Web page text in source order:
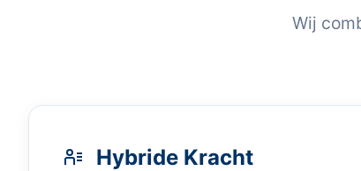
Wij
Hybride Kracht